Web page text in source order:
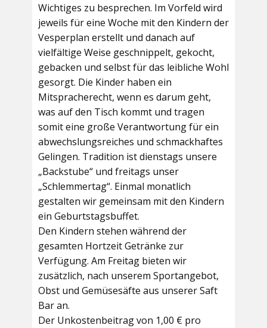
Wichtiges zu besprechen. Im Vorfeld wird
jeweils für eine Woche mit den Kindern der
Vesperplan erstellt und danach auf
vielfältige Weise geschnippelt, gekocht,
gebacken und selbst für das leibliche Wohl
gesorgt. Die Kinder haben ein
Mitspracherecht, wenn es darum geht,
was auf den Tisch kommt und tragen
somit eine große Verantwortung für ein
abwechslungsreiches und schmackhaftes
Gelingen. Tradition ist dienstags unsere
„Backstube“ und freitags unser
„Schlemmertag“. Einmal monatlich
gestalten wir gemeinsam mit den Kindern
ein Geburtstagsbuffet.
Den Kindern stehen während der
gesamten Hortzeit Getränke zur
Verfügung. Am Freitag bieten wir
zusätzlich, nach unserem Sportangebot,
Obst und Gemüsesäfte aus unserer Saft
Bar an.
Der Unkostenbeitrag von 1,00 € pro